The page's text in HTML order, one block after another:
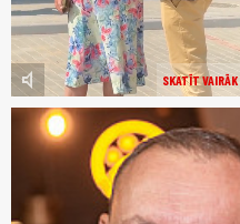
SKATĪT VAIRĀK
volume_mute